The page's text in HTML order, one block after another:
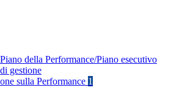
Piano della Performance/Piano esecutivo
di gestione
sulla Performance 1